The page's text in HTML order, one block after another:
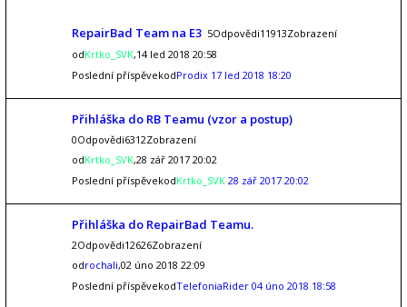
RepairBad Team na E3 5Odpovědi11913Zobrazení
odKrtko_SVK,14 led 2018 20:58
Poslední příspěvekodProdix 17 led 2018 18:20
Přihláška do RB Teamu (vzor a postup)
0Odpovědi6312Zobrazení
odKrtko_SVK,28 zář 2017 20:02
Poslední příspěvekodKrtko_SVK 28 zář 2017 20:02
Přihláška do RepairBad Teamu.
2Odpovědi12626Zobrazení
odrochali,02 úno 2018 22:09
Poslední příspěvekodTelefoniaRider 04 úno 2018 18:58